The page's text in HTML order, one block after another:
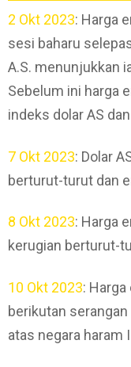
2 Okt 2023: Harga
sesi baharu
A.S. menunjukkan
Sebelum ini harga
indeks dolar AS
7 Okt 2023: Dolar
berturut-turut dan
8 Okt 2023: Harga
kerugian berturut-
10 Okt 2023:
berikutan
atas negara haram